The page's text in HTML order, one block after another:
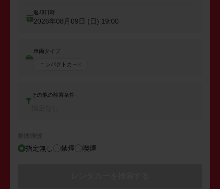
返却日時
2026年08月09日 (日) 19:00
車両タイプ
コンパクトカー
その他の検索条件
禁煙/喫煙
指定無し 禁煙 喫煙